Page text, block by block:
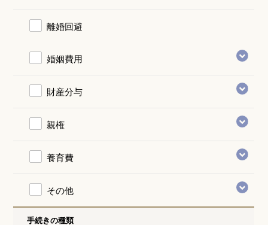
離婚回避
婚姻費用
財産分与
親権
養育費
その他
手続きの種類